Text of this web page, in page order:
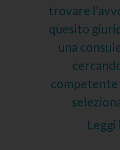
trovare
quesito
una
competente